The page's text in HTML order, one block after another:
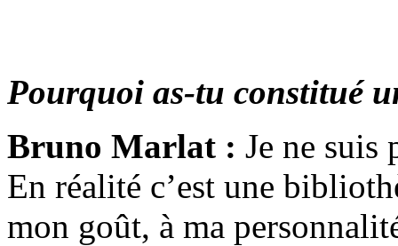
Pourquoi as-tu constitué
Bruno Marlat : Je ne suis
En réalité c’est une
mon goût, à ma